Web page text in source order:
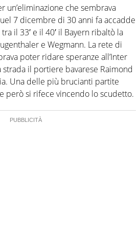
un’eliminazione che sembrava
7 dicembre di 30 anni fa accadde
il 33′ e il 40′ il Bayern ribaltò la
e Wegmann. La rete di
poter ridare speranze all’Inter
strada il portiere bavarese Raimond
Una delle più brucianti partite
però si rifece vincendo lo scudetto.